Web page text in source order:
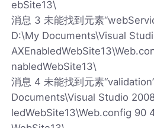
ebSite13\
消息 3 未能找到元素
D:\My Documents\Visual
nabledWebSite13\
消息 4 未能找到元素
Documents\Visual Studio
ledWebSite13\Web.config 90